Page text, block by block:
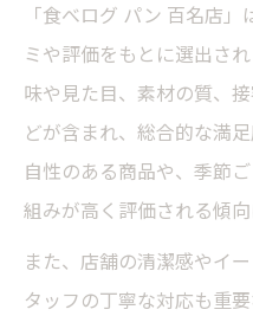
「食べログ パン 百名店
ミや評価をもとに選出さ
味や見た目、素材の質、
どが含まれ、総合的な満
自性のある商品や、季節
組みが高く評価される傾向
また、店舗の清潔感やイ
タッフの丁寧な対応も重